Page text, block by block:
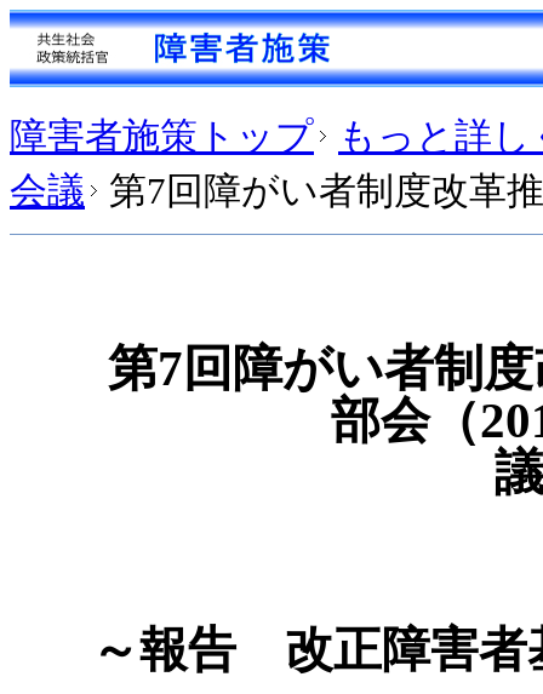
障害者施策トップ
もっと詳し
会議
第7回障がい者制度改革
第7回障がい者制
部会（
～報告 改正障害者